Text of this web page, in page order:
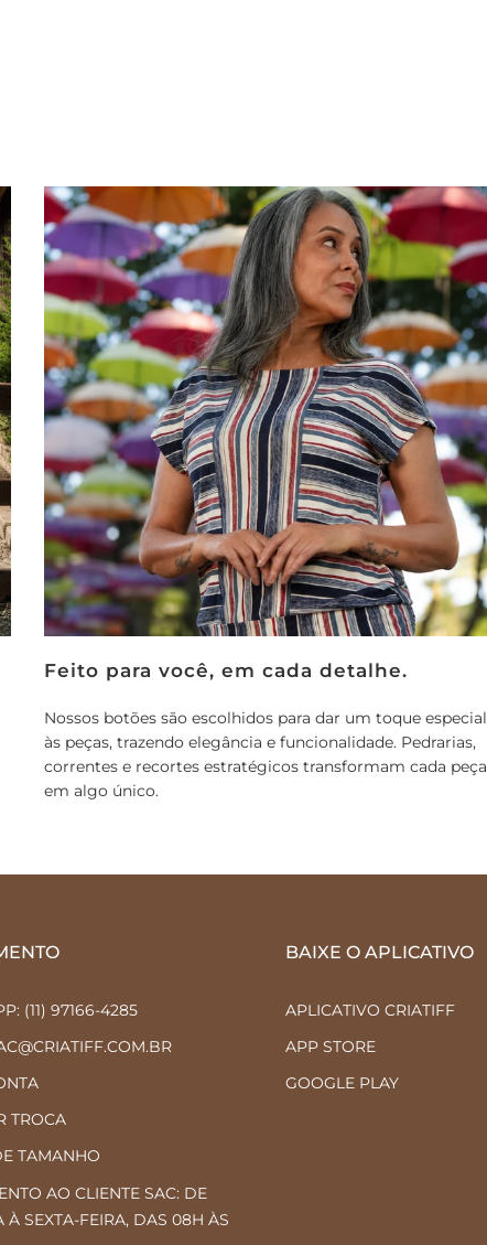
Feito para você, em cada detalhe.
Nossos botões são escolhidos para dar um toque especial
às peças, trazendo elegância e funcionalidade. Pedrarias,
correntes e recortes estratégicos transformam cada peça
em algo único.
(11) 97166-4285
TROCA
TAMANHO
AO CLIENTE SAC: DE
À SEXTA-FEIRA, DAS 08H ÀS
BAIXE O APLICATIVO
APLICATIVO CRIATIFF
APP STORE
GOOGLE PLAY